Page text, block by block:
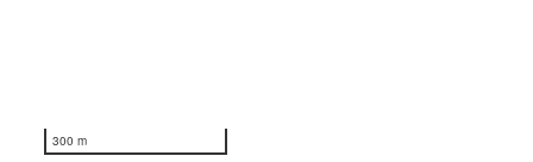
300 m